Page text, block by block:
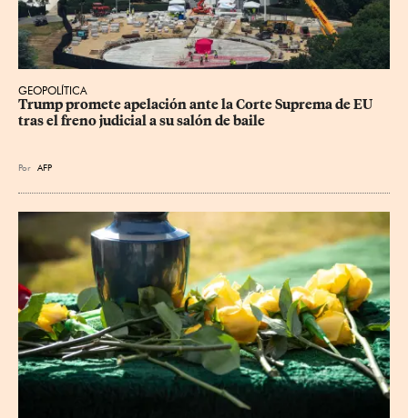
GEOPOLÍTICA
Trump promete apelación ante la Corte Suprema de EU
tras el freno judicial a su salón de baile
Por AFP